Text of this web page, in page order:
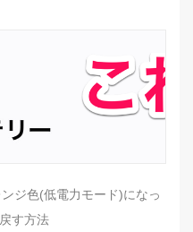
ジ色(低電力モード)になっ
す方法